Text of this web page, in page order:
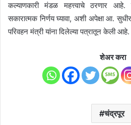
कल्याणकारी मंडळ महत्त्वाचे ठरणार आहे.
सकारात्मक निर्णय घ्यावा, अशी अपेक्षा आ.
परिवहन मंत्री यांना दिलेल्या पत्रातून केली आहे.
शेअर करा
चंद्रपूर